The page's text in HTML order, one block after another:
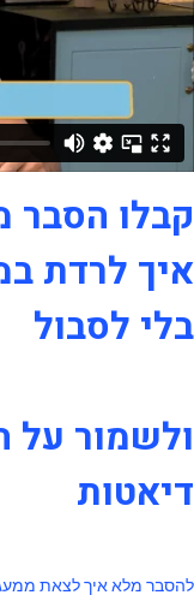
קבלו
איך לרדת
בלי לסבול
ולשמור
דיאטות
להסבר מלא איך לצאת